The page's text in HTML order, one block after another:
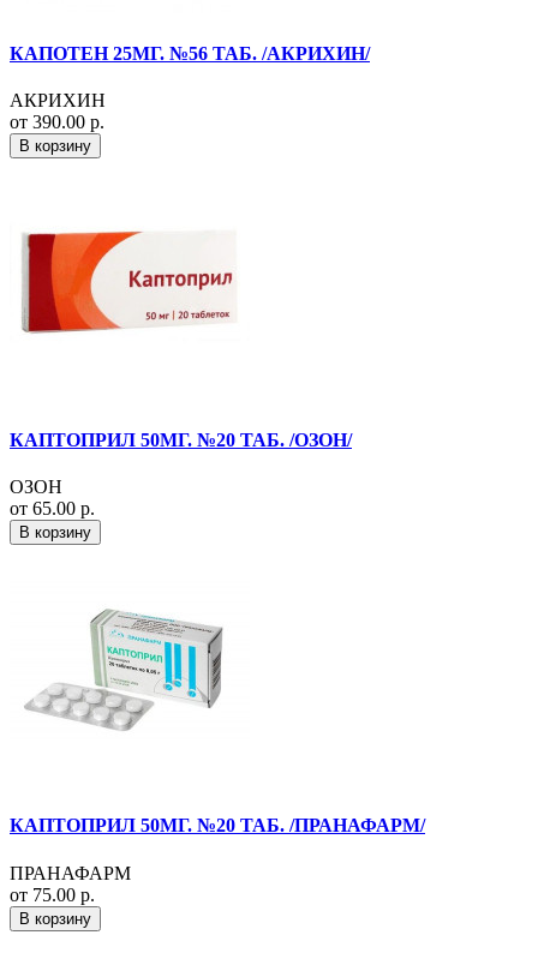
КАПОТЕН 25МГ. №56 ТАБ. /АКРИХИН/
АКРИХИН
от 390.00 р.
В корзину
КАПТОПРИЛ 50МГ. №20 ТАБ. /ОЗОН/
ОЗОН
от 65.00 р.
В корзину
КАПТОПРИЛ 50МГ. №20 ТАБ. /ПРАНАФАРМ/
ПРАНАФАРМ
от 75.00 р.
В корзину